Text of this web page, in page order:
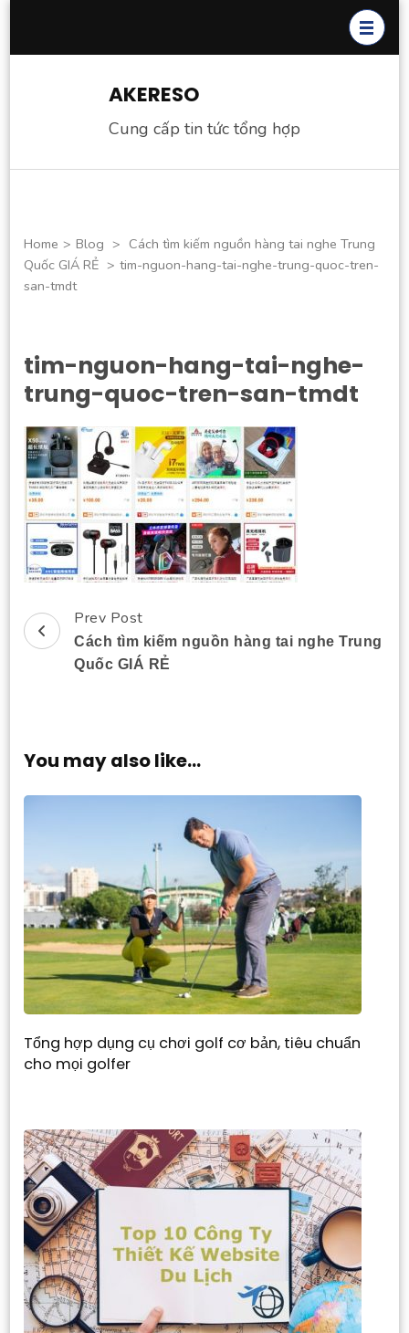
AKERESO
Cung cấp tin tức tổng hợp
Home > Blog > Cách tìm kiếm nguồn hàng tai nghe Trung
Quốc GIÁ RẺ > tim-nguon-hang-tai-nghe-trung-quoc-tren-
san-tmdt
tim-nguon-hang-tai-nghe-
trung-quoc-tren-san-tmdt
Post
Navigation
Prev Post
Cách tìm kiếm nguồn hàng tai nghe Trung
Quốc GIÁ RẺ
You may also like...
Tổng hợp dụng cụ chơi golf cơ bản, tiêu chuẩn
cho mọi golfer